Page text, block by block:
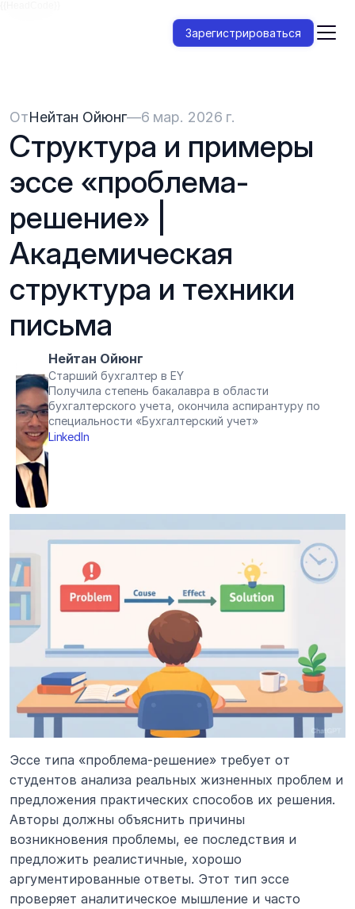
Зарегистрироваться
ОтНейтан Ойюнг—6 мар. 2026 г.
Структура и примеры
эссе «проблема-
решение» |
Академическая
структура и техники
письма
Нейтан Ойюнг
Старший бухгалтер в EY
Получила степень бакалавра в области
бухгалтерского учета, окончила аспирантуру по
специальности «Бухгалтерский учет»
LinkedIn
Эссе типа «проблема-решение» требует от
студентов анализа реальных жизненных проблем и
предложения практических способов их решения.
Авторы должны объяснить причины
возникновения проблемы, ее последствия и
предложить реалистичные, хорошо
аргументированные ответы. Этот тип эссе
проверяет аналитическое мышление и часто